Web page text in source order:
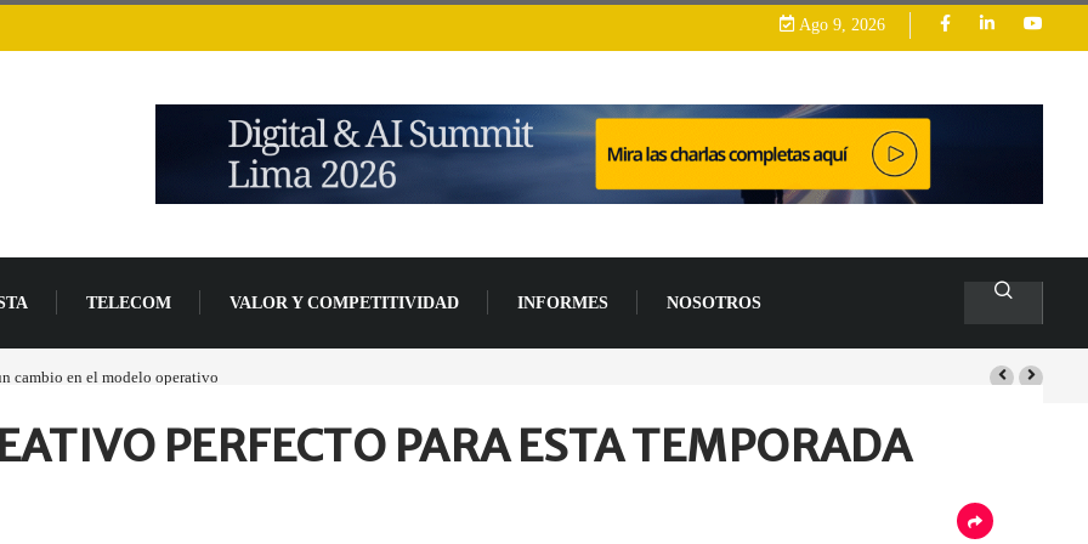
Ago 9, 2026
TELECOM VALOR Y COMPETITIVIDAD INFORMES NOSOTROS
cambio en el modelo operativo
PERFECTO PARA ESTA TEMPORADA